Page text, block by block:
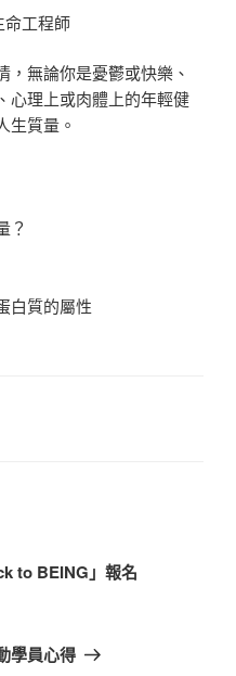
命工程師
，無論你是憂鬱或快樂、
心理上或肉體上的年輕健
生質量。
？
白質的屬性
to BEING」報名
學員心得